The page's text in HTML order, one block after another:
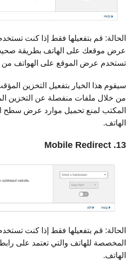
عرض موقعك على الهاتف بطريقة صحيحة
تستخدم عرض الموقع على الهواتف من
سيقوم هذا الخيار بتفعيل التخزين
من خلال ملفات منفصلة عن التخزين
المكتب لمنع تحميل موارد عرض
الهاتف.
13. Mobile Redirect
المخصصة للهاتف والتي تعتمد على
الهاتف.